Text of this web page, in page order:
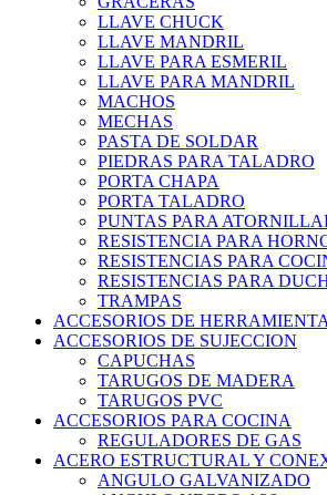
LLAVE CHUCK
LLAVE MANDRIL
LLAVE PARA ESMERIL
LLAVE PARA MANDRIL
MACHOS
MECHAS
PASTA DE SOLDAR
PIEDRAS PARA TALADRO
PORTA CHAPA
PORTA TALADRO
PUNTAS PARA
RESISTENCIA PARA
RESISTENCIAS PARA
RESISTENCIAS PARA
TRAMPAS
ACCESORIOS DE
ACCESORIOS DE SUJECCION
CAPUCHAS
TARUGOS DE MADERA
TARUGOS PVC
ACCESORIOS PARA COCINA
REGULADORES DE GAS
ACERO ESTRUCTURAL Y
ANGULO GALVANIZADO